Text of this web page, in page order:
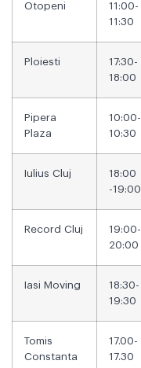
Otopeni
11:00-
11:30
Ploiesti
17:30-
18:00
Pipera
Plaza
10:00-
10:30
Iulius Cluj
18:00
-19:00
Record Cluj
19:00-
20:00
Iasi Moving
18:30-
19:30
Tomis
Constanta
17.00-
17.30